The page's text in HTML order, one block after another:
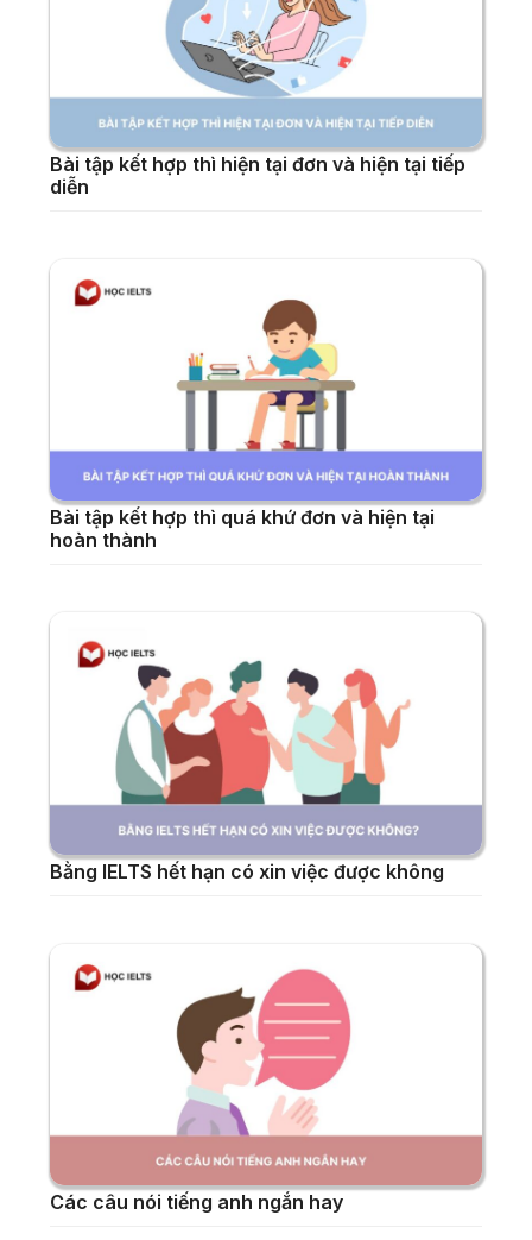
Bài tập kết hợp thì hiện tại đơn và hiện tại tiếp
diễn
Bài tập kết hợp thì quá khứ đơn và hiện tại
hoàn thành
Bằng IELTS hết hạn có xin việc được không
Các câu nói tiếng anh ngắn hay